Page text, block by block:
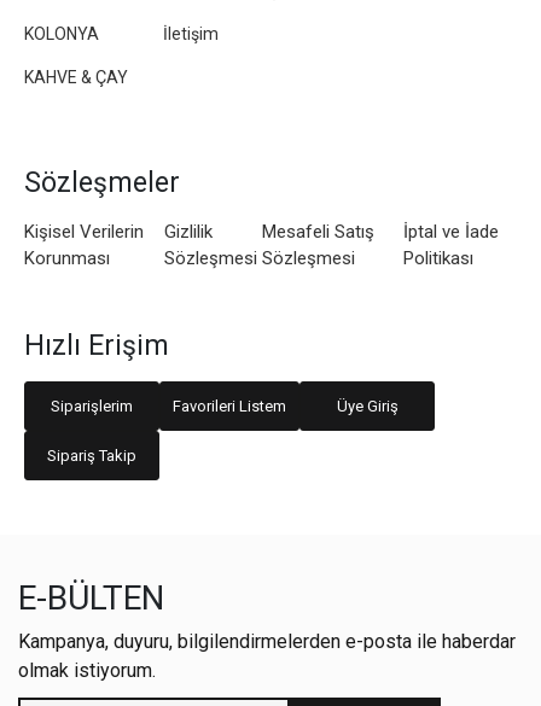
KOLONYA
KAHVE & ÇAY
İletişim
Sözleşmeler
Kişisel Verilerin
Korunması
Gizlilik
Sözleşmesi
Mesafeli Satış
Sözleşmesi
İptal ve İade
Politikası
Hızlı Erişim
Siparişlerim Favorileri Listem Üye Giriş
Sipariş Takip
E-BÜLTEN
Kampanya, duyuru, bilgilendirmelerden e-posta ile haberdar
olmak istiyorum.